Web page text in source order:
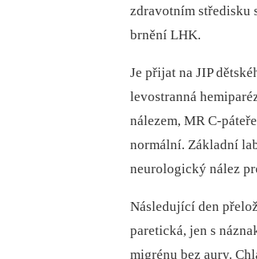
zdravotním středisku
brnění LHK.
Je přijat na JIP
levostranná
nálezem, MR
normální. Základní
neurologický nález
Následující den
paretická, jen s
migrénu bez aury.